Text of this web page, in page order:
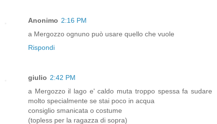
Anonimo 2:16 PM
a Mergozzo ognuno può usare quello che vuole
Rispondi
giulio 2:42 PM
a Mergozzo il lago e' caldo muta troppo spessa fa sudare
molto specialmente se stai poco in acqua
consiglio smanicata o costume
(topless per la ragazza di sopra)